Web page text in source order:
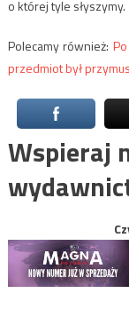
o której tyle słyszymy.
Polecamy również:
przedmiot był
Wspieraj